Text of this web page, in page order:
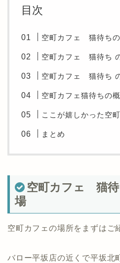
目次
空町カフェ 猫待ち
空町カフェ 猫待ち
空町カフェ 猫待ち
空町カフェ猫待ちの
ここが嬉しかった空
まとめ
空町カフェ 猫待
場
空町カフェの場所をまずはご
バロー平坂店の近くで平坂北